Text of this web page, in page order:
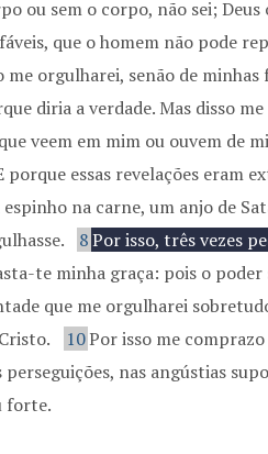
ou sem o corpo, não sei; Deus
que o homem não pode
me orgulharei, senão de minhas
diria a verdade. Mas disso
veem em mim ou ouvem de
porque essas revelações eram
na carne, um anjo de
8Por isso, três vezes
te minha graça: pois o
que me orgulharei
10Por isso me
perseguições, nas angústias
forte.